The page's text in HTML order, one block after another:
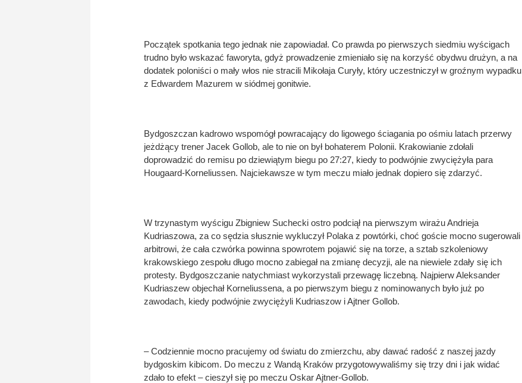
Początek spotkania tego jednak nie zapowiadał. Co prawda po pierwszych siedmiu wyścigach
trudno było wskazać faworyta, gdyż prowadzenie zmieniało się na korzyść obydwu drużyn, a na
dodatek poloniści o mały włos nie stracili Mikołaja Curyły, który uczestniczył w groźnym wypadku
z Edwardem Mazurem w siódmej gonitwie.
Bydgoszczan kadrowo wspomógł powracający do ligowego ściagania po ośmiu latach przerwy
jeżdżący trener Jacek Gollob, ale to nie on był bohaterem Polonii. Krakowianie zdołali
doprowadzić do remisu po dziewiątym biegu po 27:27, kiedy to podwójnie zwyciężyła para
Hougaard-Korneliussen. Najciekawsze w tym meczu miało jednak dopiero się zdarzyć.
W trzynastym wyścigu Zbigniew Suchecki ostro podciął na pierwszym wirażu Andrieja
Kudriaszowa, za co sędzia słusznie wykluczył Polaka z powtórki, choć goście mocno sugerowali
arbitrowi, że cała czwórka powinna spowrotem pojawić się na torze, a sztab szkoleniowy
krakowskiego zespołu długo mocno zabiegał na zmianę decyzji, ale na niewiele zdały się ich
protesty. Bydgoszczanie natychmiast wykorzystali przewagę liczebną. Najpierw Aleksander
Kudriaszew objechał Korneliussena, a po pierwszym biegu z nominowanych było już po
zawodach, kiedy podwójnie zwyciężyli Kudriaszow i Ajtner Gollob.
– Codziennie mocno pracujemy od światu do zmierzchu, aby dawać radość z naszej jazdy
bydgoskim kibicom. Do meczu z Wandą Kraków przygotowywaliśmy się trzy dni i jak widać
zdało to efekt – cieszył się po meczu Oskar Ajtner-Gollob.